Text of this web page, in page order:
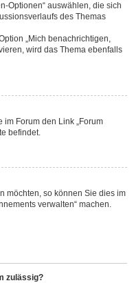
Optionen“ auswählen, die sich
des Themas
„Mich benachrichtigen,
wird das Thema ebenfalls
Forum den Link „Forum
befindet.
möchten, so können Sie dies im
verwalten“ machen.
zulässig?